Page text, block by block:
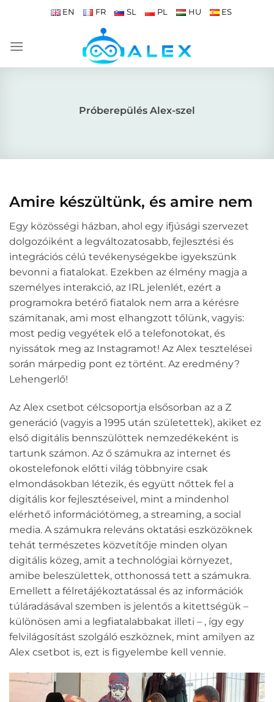
EN FR SL PL HU ES
Próberepülés Alex-szel
Amire készültünk, és amire nem
Egy közösségi házban, ahol egy ifjúsági szervezet
dolgozóiként a legváltozatosabb, fejlesztési és
integrációs célú tevékenységekbe igyekszünk
bevonni a fiatalokat. Ezekben az élmény magja a
személyes interakció, az IRL jelenlét, ezért a
programokra betérő fiatalok nem arra a kérésre
számítanak, ami most elhangzott tőlünk, vagyis:
most pedig vegyétek elő a telefonotokat, és
nyissátok meg az Instagramot! Az Alex tesztelései
során márpedig pont ez történt. Az eredmény?
Lehengerlő!
Az Alex csetbot célcsoportja elsősorban az a Z
generáció (vagyis a 1995 után születettek), akiket ez
első digitális bennszülöttek nemzedékeként is
tartunk számon. Az ő számukra az internet és
okostelefonok előtti világ többnyire csak
elmondásokban létezik, és együtt nőttek fel a
digitális kor fejlesztéseivel, mint a mindenhol
elérhető információtömeg, a streaming, a social
media. A számukra releváns oktatási eszközöknek
tehát természetes közvetítője minden olyan
digitális közeg, amit a technológiai környezet,
amibe beleszülettek, otthonossá tett a számukra.
Emellett a félretájékoztatással és az információk
túláradásával szemben is jelentős a kitettségük –
különösen ami a legfiatalabbakat illeti – , így egy
felvilágosítást szolgáló eszköznek, mint amilyen az
Alex csetbot is, ezt is figyelembe kell vennie.